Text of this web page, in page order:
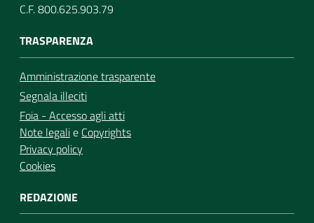
C.F. 800.625.903.79
TRASPARENZA
Amministrazione trasparente
Segnala illeciti
Foia - Accesso agli atti
Note legalie Copyrights
Privacy policy
Cookies
REDAZIONE